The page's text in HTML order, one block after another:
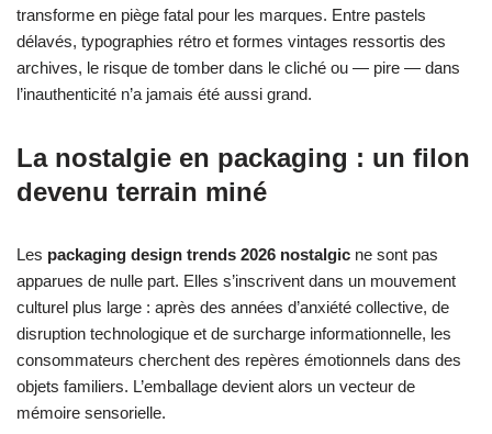
transforme en piège fatal pour les marques. Entre pastels
délavés, typographies rétro et formes vintages ressortis des
archives, le risque de tomber dans le cliché ou — pire — dans
l’inauthenticité n’a jamais été aussi grand.
La nostalgie en packaging : un filon
devenu terrain miné
Les packaging design trends 2026 nostalgic ne sont pas
apparues de nulle part. Elles s’inscrivent dans un mouvement
culturel plus large : après des années d’anxiété collective, de
disruption technologique et de surcharge informationnelle, les
consommateurs cherchent des repères émotionnels dans des
objets familiers. L’emballage devient alors un vecteur de
mémoire sensorielle.